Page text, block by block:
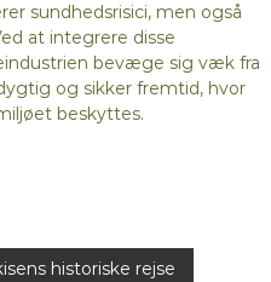
sundhedsrisici, men også
at integrere disse
bevæge sig væk fra
og sikker fremtid, hvor
beskyttes.
historiske rejse